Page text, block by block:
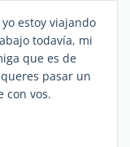
estoy viajando
todavía, mi
que es de
pasar un
con vos.